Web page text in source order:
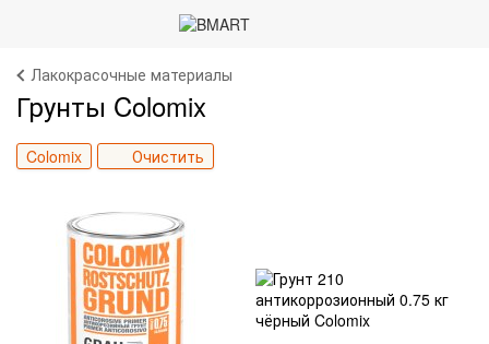
Лакокрасочные материалы
Грунты Colomix
Colomix Очистить